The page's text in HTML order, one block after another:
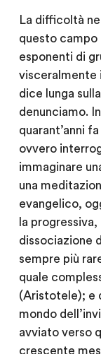
La difficoltà
questo campo
esponenti di
visceralmente
dice lunga
denunciamo.
quarant’anni
ovvero
immaginare
una
evangelico,
la
dissociazione
sempre più
quale
(Aristotele); e
mondo
avviato verso
crescente